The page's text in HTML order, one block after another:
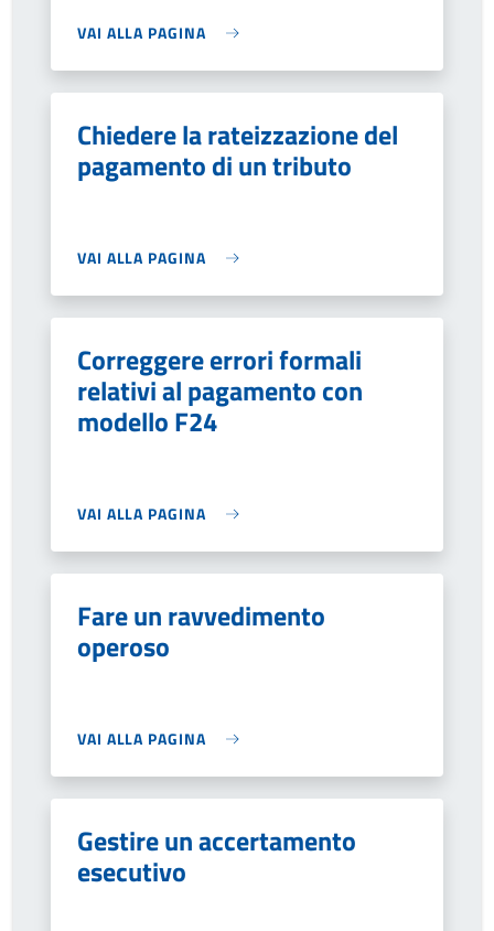
VAI ALLA PAGINA
Chiedere la rateizzazione del
pagamento di un tributo
VAI ALLA PAGINA
Correggere errori formali
relativi al pagamento con
modello F24
VAI ALLA PAGINA
Fare un ravvedimento
operoso
VAI ALLA PAGINA
Gestire un accertamento
esecutivo